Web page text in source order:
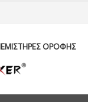
ΟΡΟΦΗΣ